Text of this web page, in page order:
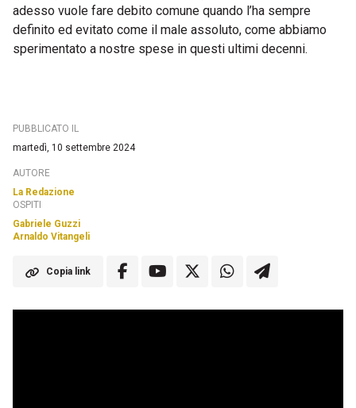
adesso vuole fare debito comune quando l’ha sempre
definito ed evitato come il male assoluto, come abbiamo
sperimentato a nostre spese in questi ultimi decenni.
PUBBLICATO IL
martedì, 10 settembre 2024
AUTORE
La Redazione
OSPITI
Gabriele Guzzi
Arnaldo Vitangeli
Copia link